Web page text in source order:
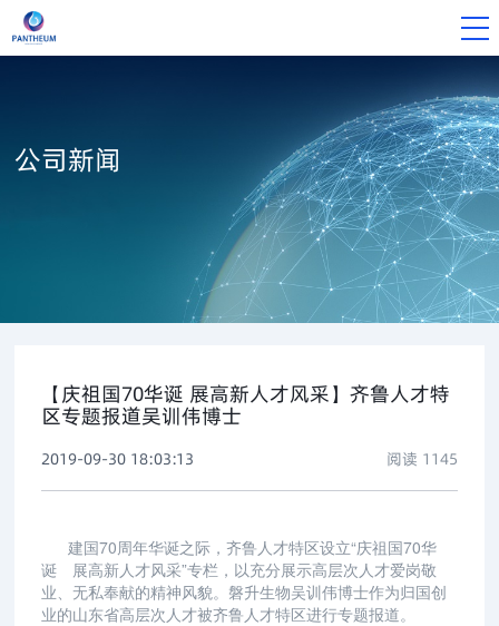
公司新闻
【庆祖国70华诞 展高新人才风采】齐鲁人才特
区专题报道吴训伟博士
2019-09-30 18:03:13 阅读 1145
建国70周年华诞之际，齐鲁人才特区设立“庆祖国70华
诞 展高新人才风采”专栏，以充分展示高层次人才爱岗敬
业、无私奉献的精神风貌。磐升生物吴训伟博士作为归国创
业的山东省高层次人才被齐鲁人才特区进行专题报道。